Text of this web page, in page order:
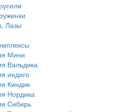
Лазы
Мини
Вальдика
индиго
Киндик
Нордика
Сибирь